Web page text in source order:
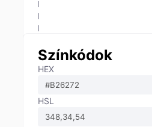
Színkódok
HEX
HSL